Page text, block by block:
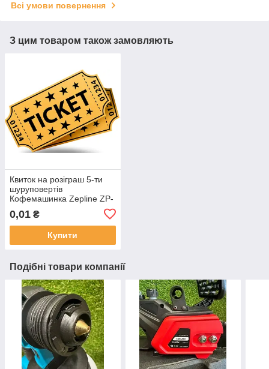
Всі умови повернення
З цим товаром також замовляють
Квиток на розіграш 5-ти
шуруповертів
Кофемашинка Zepline ZP-
0,01 ₴
Купити
Подібні товари компанії